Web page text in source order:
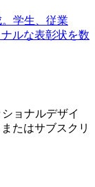
学生、従業
ルな表彰状を数
ョナルデザイ
たはサブスクリ